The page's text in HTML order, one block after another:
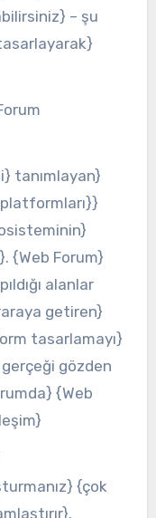
– şu
tanımlayan}
{Web Forum}
alanlar
getiren}
tasarlamayı}
gerçeği gözden
{Web
{çok